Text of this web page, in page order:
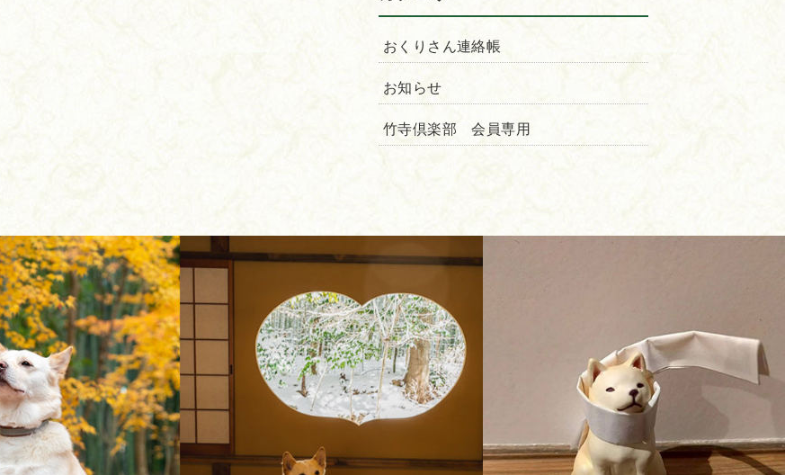
おくりさん連絡帳
お知らせ
竹寺倶楽部 会員専用